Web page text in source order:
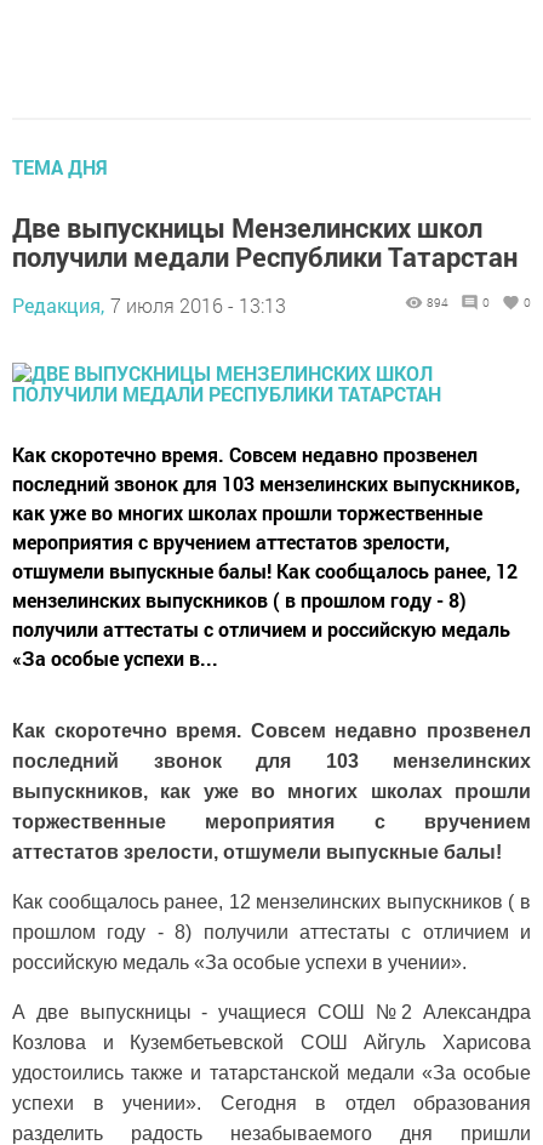
ТЕМА ДНЯ
Две выпускницы Мензелинских школ
получили медали Республики Татарстан
Редакция, 7 июля 2016 - 13:13 894 0 0
Как скоротечно время. Совсем недавно прозвенел
последний звонок для 103 мензелинских выпускников,
как уже во многих школах прошли торжественные
мероприятия с вручением аттестатов зрелости,
отшумели выпускные балы! Как сообщалось ранее, 12
мензелинских выпускников ( в прошлом году - 8)
получили аттестаты с отличием и российскую медаль
«За особые успехи в...
Как скоротечно время. Совсем недавно прозвенел
последний звонок для 103 мензелинских
выпускников, как уже во многих школах прошли
торжественные мероприятия с вручением
аттестатов зрелости, отшумели выпускные балы!
Как сообщалось ранее, 12 мензелинских выпускников ( в
прошлом году - 8) получили аттестаты с отличием и
российскую медаль «За особые успехи в учении».
А две выпускницы - учащиеся СОШ №2 Александра
Козлова и Кузембетьевской СОШ Айгуль Харисова
удостоились также и татарстанской медали «За особые
успехи в учении». Сегодня в отдел образования
разделить радость незабываемого дня пришли